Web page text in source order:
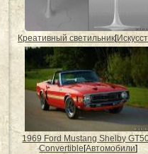
Креативный светильник[
1969 Ford Mustang Shelby
Convertible[Автомобили]